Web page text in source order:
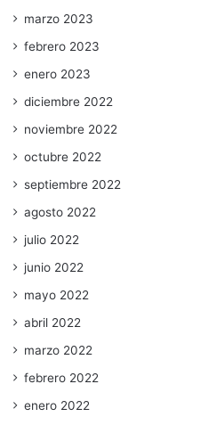
marzo 2023
febrero 2023
enero 2023
diciembre 2022
noviembre 2022
octubre 2022
septiembre 2022
agosto 2022
julio 2022
junio 2022
mayo 2022
abril 2022
marzo 2022
febrero 2022
enero 2022